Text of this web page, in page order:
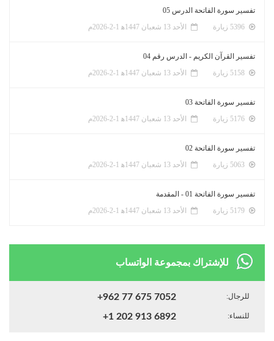
تفسير سورة الفاتحة الدرس 05
الأحد 13 شعبان 1447ﻫ 1-2-2026م
تفسير القرآن الكريم - الدرس رقم 04
الأحد 13 شعبان 1447ﻫ 1-2-2026م
تفسير سورة الفاتحة 03
الأحد 13 شعبان 1447ﻫ 1-2-2026م
تفسير سورة الفاتحة 02
الأحد 13 شعبان 1447ﻫ 1-2-2026م
تفسير سورة الفاتحة 01 - المقدمة
الأحد 13 شعبان 1447ﻫ 1-2-2026م
للإشتراك بمجموعة الواتساب
للرجال: +962 77 675 7052
للنساء: +1 202 913 6892